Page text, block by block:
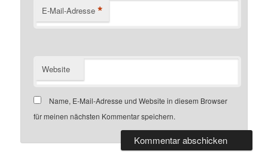
E-Mail-Adresse *
Website
Name, E-Mail-Adresse und Website in diesem Browser
für meinen nächsten Kommentar speichern.